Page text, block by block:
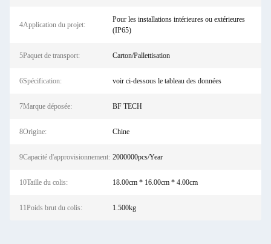
4Application du projet:
Pour les installations intérieures ou extérieures
(IP65)
5Paquet de transport: Carton/Pallettisation
6Spécification: voir ci-dessous le tableau des données
7Marque déposée: BF TECH
8Origine: Chine
9Capacité d'approvisionnement: 2000000pcs/Year
10Taille du colis: 18.00cm * 16.00cm * 4.00cm
11Poids brut du colis: 1.500kg